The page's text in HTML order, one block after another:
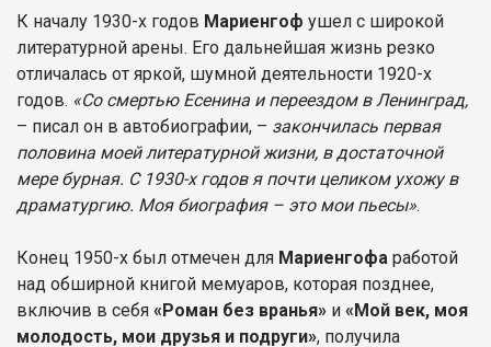
К началу 1930-х годов Мариенгоф ушел с широкой
литературной арены. Его дальнейшая жизнь резко
отличалась от яркой, шумной деятельности 1920-х
годов. «Со смертью Есенина и переездом в Ленинград,
– писал он в автобиографии, – закончилась первая
половина моей литературной жизни, в достаточной
мере бурная. С 1930-х годов я почти целиком ухожу в
драматургию. Моя биография – это мои пьесы».
Конец 1950-х был отмечен для Мариенгофа работой
над обширной книгой мемуаров, которая позднее,
включив в себя «Роман без вранья» и «Мой век, моя
молодость, мои друзья и подруги», получила